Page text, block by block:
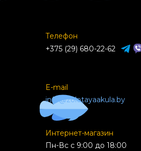
Телефон
+375 (29) 680-22-62
E-mail
info@zolotayaakula.by
Интернет-магазин
Пн-Вс с 9:00 до 18:00